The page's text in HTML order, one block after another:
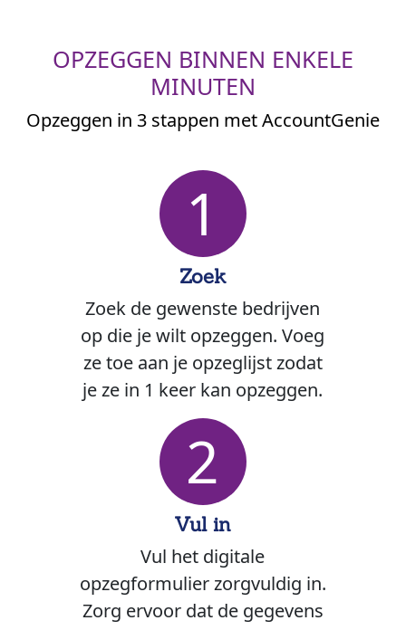
OPZEGGEN BINNEN ENKELE
MINUTEN
Opzeggen in 3 stappen met AccountGenie
1
Zoek
Zoek de gewenste bedrijven
op die je wilt opzeggen. Voeg
ze toe aan je opzeglijst zodat
je ze in 1 keer kan opzeggen.
2
Vul in
Vul het digitale
opzegformulier zorgvuldig in.
Zorg ervoor dat de gegevens